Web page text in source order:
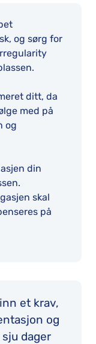
og sørg for
ditt, da
med på
og
din
skal
på
et krav,
og
dager